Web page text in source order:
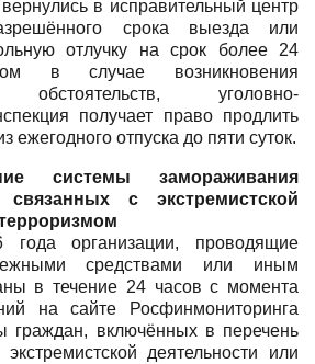
в исправительный центр
срока выезда или
отлучку на срок более 24
в случае возникновения
обстоятельств, уголовно-
получает право продлить
ежегодного отпуска до пяти суток.
системы замораживания
с экстремистской
организации, проводящие
средствами или иным
в течение 24 часов с момента
на сайте Росфинмониторинга
граждан, включённых в перечень
деятельности или